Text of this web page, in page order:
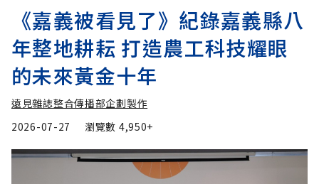
《嘉義被看見了》紀錄嘉義縣八
年整地耕耘 打造農工科技耀眼
的未來黃金十年
遠見雜誌整合傳播部企劃製作
2026-07-27
瀏覽數 4,950+